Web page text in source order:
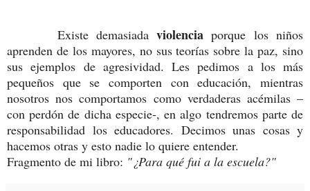
Existe demasiadaviolencia porque los niños
aprenden de los mayores, no sus teorías sobre la paz, sino
sus ejemplos de agresividad. Les pedimos a los más
pequeños que se comporten con educación, mientras
nosotros nos comportamos como verdaderas acémilas –
con perdón de dicha especie-, en algo tendremos parte de
responsabilidad los educadores. Decimos unas cosas y
hacemos otras y esto nadie lo quiere entender.
Fragmento de mi libro: "¿Para qué fui a la escuela?"